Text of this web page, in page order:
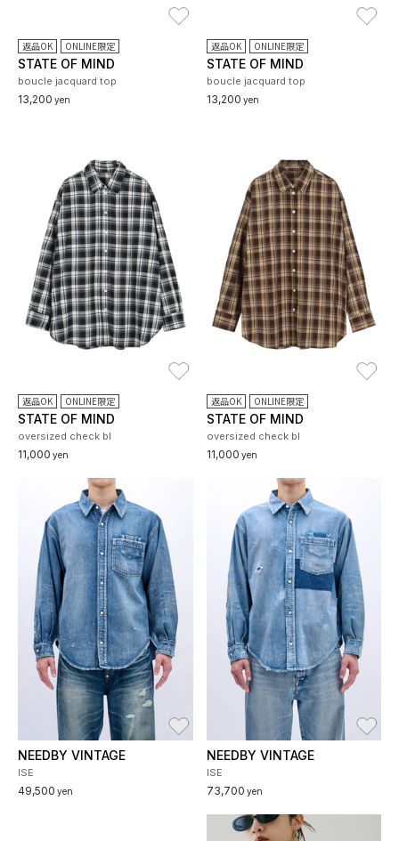
返品OK ONLINE限定
STATE OF MIND
boucle jacquard top
13,200 yen
返品OK ONLINE限定
STATE OF MIND
boucle jacquard top
13,200 yen
返品OK ONLINE限定
STATE OF MIND
oversized check bl
11,000 yen
返品OK ONLINE限定
STATE OF MIND
oversized check bl
11,000 yen
お気に入り
NEEDBY VINTAGE
ISE
49,500 yen
NEEDBY VINTAGE
ISE
73,700 yen